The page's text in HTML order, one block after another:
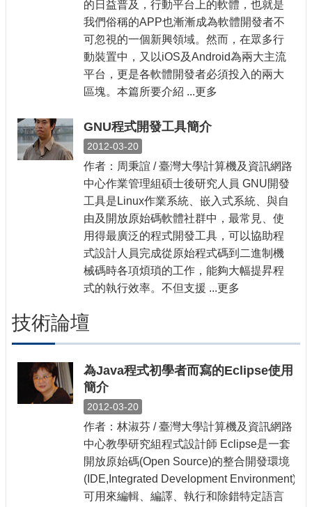
的日益普及，行動平台上的軟體，也就是
我們俗稱的APP也漸漸成為軟體開發者不
可忽視的一個新興領域。然而，在眾多行
動裝置中，又以iOS及Android為兩大主流
平台，更是各軟體開發者必須投入的兩大
區塊。本篇所要介紹 ...更多
GNU程式開發工具簡介
2012-03-20
作者：周秉誼 / 臺灣大學計算機及資訊網路
中心作業管理組碩士後研究人員 GNU開發
工具是Linux作業系統、嵌入式系統、與自
由及開放原始碼軟體社群中，最常見、使
用得最廣泛的程式開發工具，可以協助程
式設計人員完成從原始程式碼到二進制機
械碼時各項煩瑣的工作，能夠大幅提昇程
式的執行效率。不但支援 ...更多
技術論壇
為Java程式初學者而寫的Eclipse使用
簡介
2012-03-20
作者：林淑芬 / 臺灣大學計算機及資訊網路
中心教學研究組程式設計師 Eclipse是一套
開放原始碼(Open Source)的整合開發環境
(IDE,Integrated Development Environment)，
可用來編輯、編譯、執行和除錯特定語言